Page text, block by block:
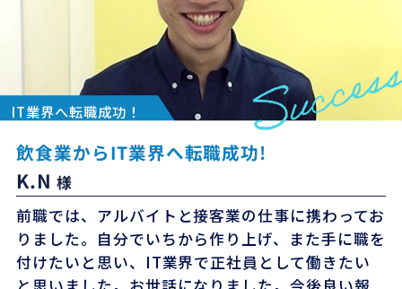
IT業界へ転職成功！
飲食業からIT業界へ転職成功!
K.N 様
前職では、アルバイトと接客業の仕事に携わってお
りました。自分でいちから作り上げ、また手に職を
付けたいと思い、IT業界で正社員として働きたい